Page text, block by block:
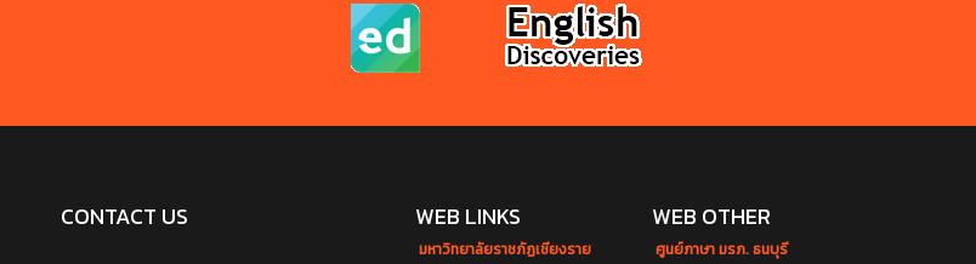
CONTACT US WEB LINKS
มหาวิทยาลัยราชภัฏเชียงราย
WEB OTHER
ศูนย์ภาษา มรภ. ธนบุรี